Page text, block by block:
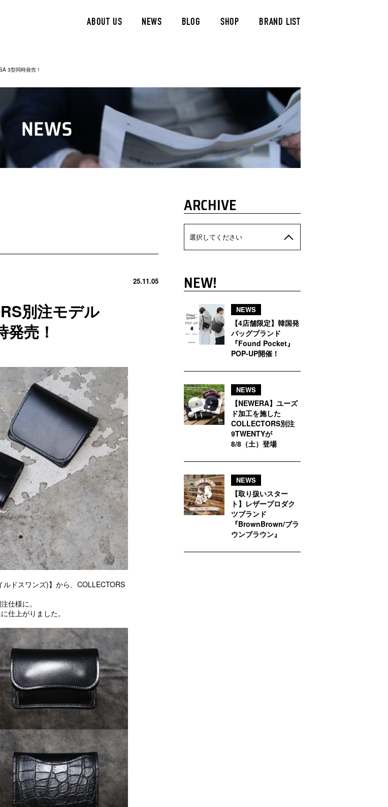
ABOUT US NEWS BLOG SHOP BRAND LIST
3型同時発売！
25.11.05
別注モデル
売！
ドスワンズ)】から、COLLECTORS
仕様に。
仕上がりました。
ARCHIVE
選択してください
NEW!
NEWS
【4店舗限定】韓国発
バッグブランド
『Found Pocket』
POP-UP開催！
NEWS
【NEWERA】ユーズ
ド加工を施した
COLLECTORS別注
9TWENTYが
8/8（土）登場
NEWS
【取り扱いスター
ト】レザープロダク
ツブランド
『BrownBrown/ブラ
ウンブラウン』